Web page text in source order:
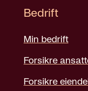
Bedrift
Min bedrift
Forsikre
Forsikre